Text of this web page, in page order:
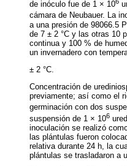
de inóculo fue de 1 × 10
cámara de Neubauer. La
a una presión de 98066.5
de 7 ± 2 °C y las otras 10
continua y 100 % de
un invernadero con
± 2 °C.
Concentración de
previamente; así como el
germinación con dos
suspensión de 1 × 106
inoculación se realizó
las plántulas fueron
relativa durante 24 h, la
plántulas se trasladaron a